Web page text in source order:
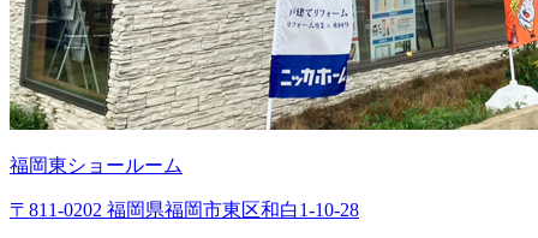
福岡東ショールーム
〒811-0202 福岡県福岡市東区和白1-10-28